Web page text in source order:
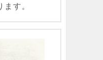
ます。